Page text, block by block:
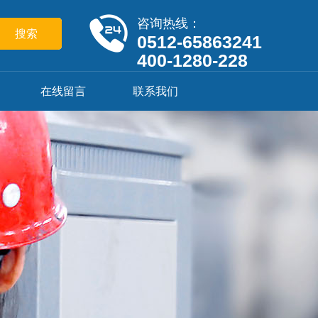
咨询热线：
0512-65863241
400-1280-228
在线留言 联系我们